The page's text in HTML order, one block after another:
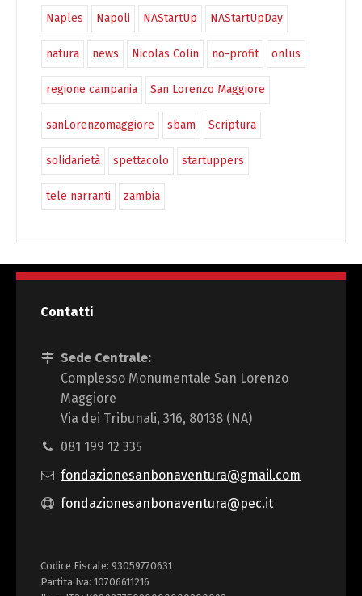
Naples Napoli NAStartUp NAStartUpDay
natura news Nicolas Colin no-profit onlus
regione campania San Lorenzo Maggiore
sanLorenzomaggiore sbam Scriptura
solidarietà spettacolo startuppers
tele narranti zambia
Contatti
Sede Centrale:
Complesso Monumentale San Lorenzo
Maggiore
Via dei Tribunali, 316, 80138 (NA)
081 199 12 335
fondazionesanbonaventura@gmail.com
fondazionesanbonaventura@pec.it
Codice Fiscale: 93059770631
Partita Iva: 10706611216